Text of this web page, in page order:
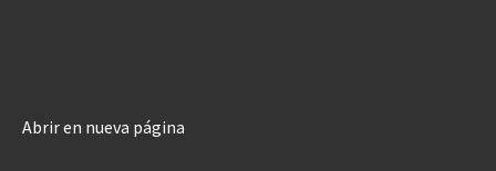
Abrir en nueva página